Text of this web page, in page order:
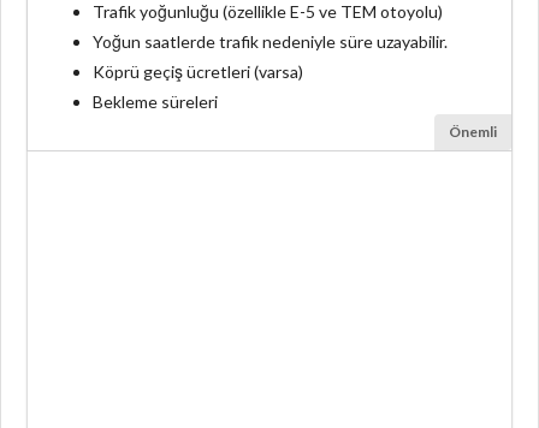
Trafik yoğunluğu (özellikle E-5 ve TEM otoyolu)
Yoğun saatlerde trafik nedeniyle süre uzayabilir.
Köprü geçiş ücretleri (varsa)
Bekleme süreleri
Önemli